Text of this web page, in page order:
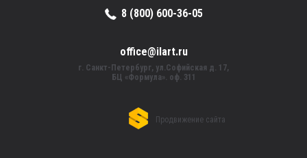
8 (800) 600-36-05
office@ilart.ru
г. Санкт-Петербург, ул.Софийская д. 17,
БЦ «Формула». оф. 311
Продвижение сайта